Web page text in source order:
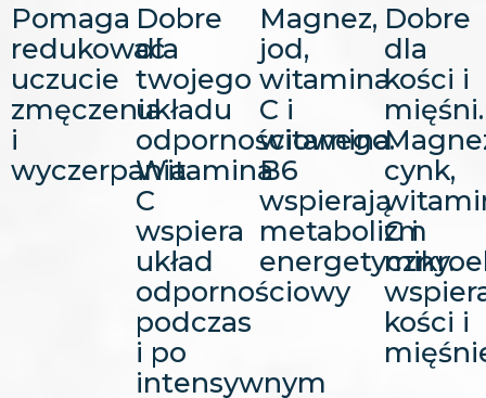
Pomaga
redukować
uczucie
zmęczenia
i
wyczerpania.
Dobre
dla
twojego
układu
odpornościowego.
Witamina
C
wspiera
układ
odpornościowy
podczas
i po
intensywnym
Magnez,
jod,
witamina
C i
witamina
B6
wspierają
metabolizm
energetyczny.
Dobre
dla
kości i
mięśni.
cynk,
C i
kości i